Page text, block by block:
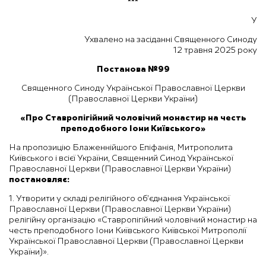
***
У
Ухвалено на засіданні Священного Синоду
12 травня 2025 року
Постанова №99
Священного Синоду Української Православної Церкви
(Православної Церкви України)
«Про Ставропігійний чоловічий монастир на честь
преподобного Іони Київського»
На пропозицію Блаженнійшого Епіфанія, Митрополита
Київського і всієї України, Священний Синод Української
Православної Церкви (Православної Церкви України)
постановляє:
1. Утворити у складі релігійного об’єднання Української
Православної Церкви (Православної Церкви України)
релігійну організацію «Ставропігійний чоловічий монастир на
честь преподобного Іони Київського Київської Митрополії
Української Православної Церкви (Православної Церкви
України)».